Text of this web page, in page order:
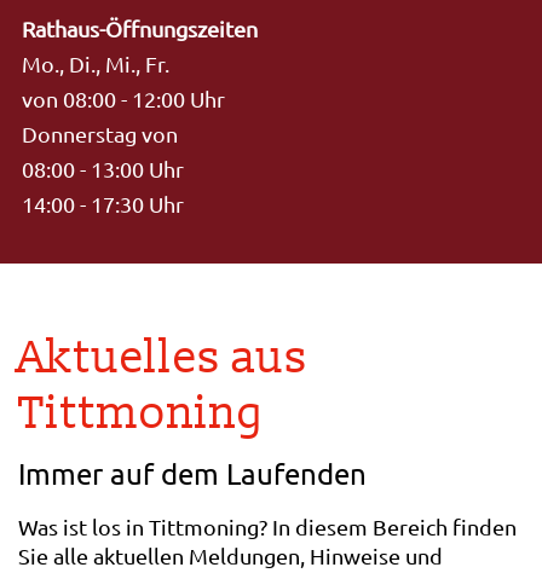
Rathaus-Öffnungszeiten
Mo., Di., Mi., Fr.
von 08:00 - 12:00 Uhr
Donnerstag von
08:00 - 13:00 Uhr
14:00 - 17:30 Uhr
Aktuelles aus
Tittmoning
Immer auf dem Laufenden
Was ist los in Tittmoning? In diesem Bereich finden
Sie alle aktuellen Meldungen, Hinweise und